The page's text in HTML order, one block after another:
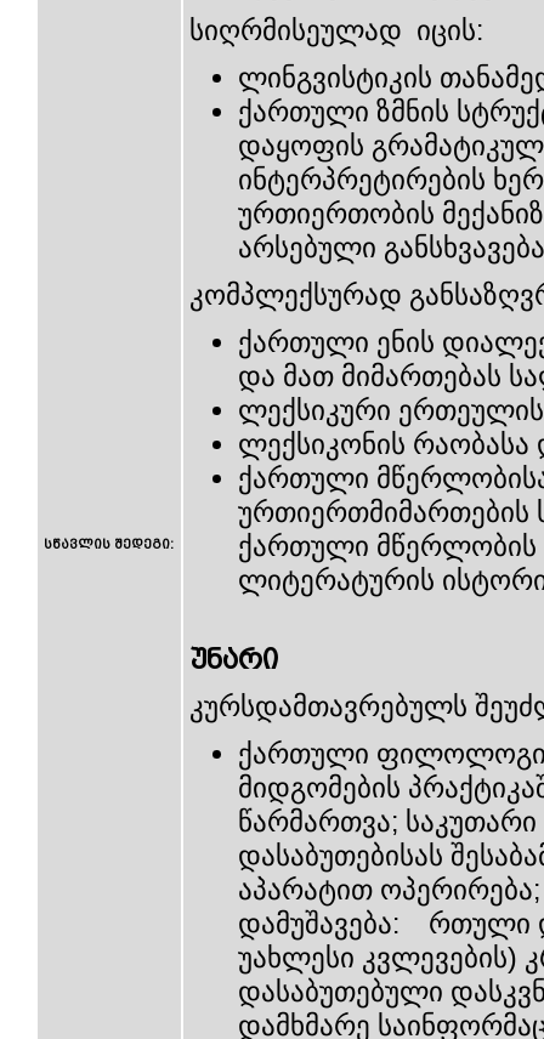
სწავლის შედეგი:
სიღრმისეულად იცის:
ლინგვისტიკის
ქართული ზმნის
დაყოფის
ინტერპრეტირების
ურთიერთობის
არსებული
კომპლექსურად
ქართული ენის
და მათ მიმართებას
ლექსიკური
ლექსიკონის რაობასა
ქართული
ურთიერთმიმართების
ქართული მწერლობის
ლიტერატურის
უნარი
კურსდამთავრებულს
ქართული
მიდგომების
წარმართვა;
დასაბუთებისას
აპარატით
დამუშავება: რთული
უახლესი კვლევების)
დასაბუთებული
დამხმარე